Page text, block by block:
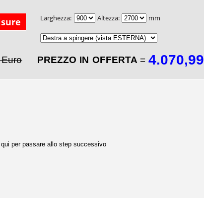
Larghezza: Altezza: mm
PREZZO IN OFFERTA = 4.070,99